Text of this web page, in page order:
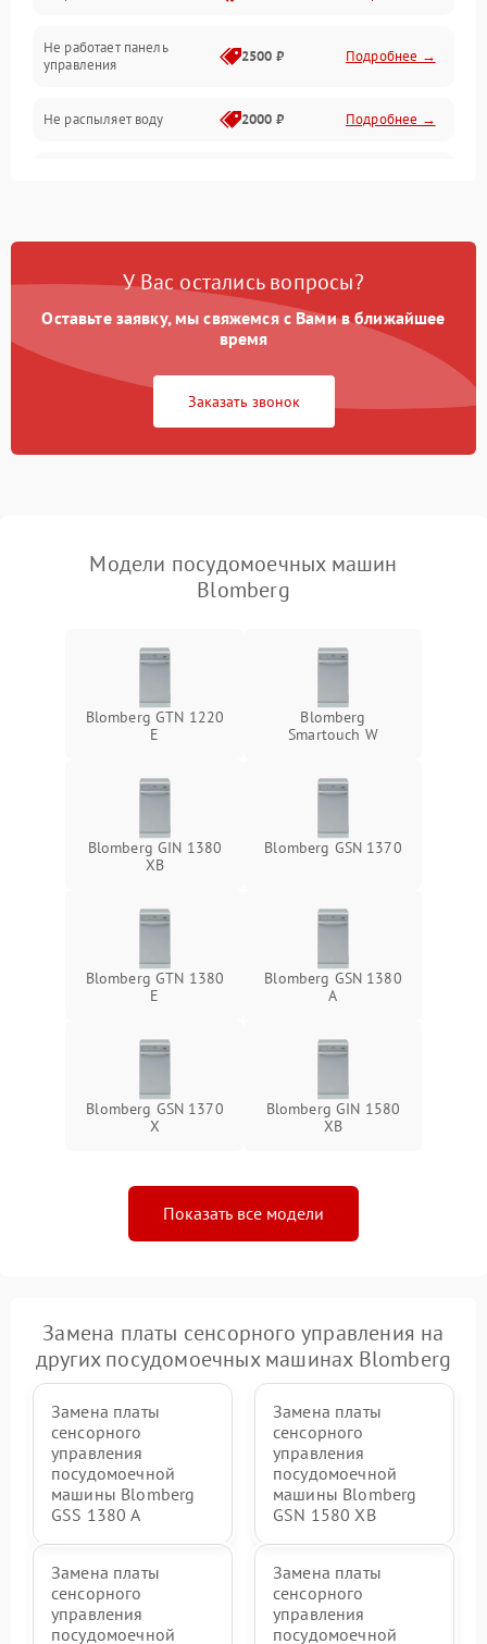
Гигиена
Программное обеспечение
Не работает панель
управления
2500 ₽ Подробнее →
Не распыляет воду 2000 ₽ Подробнее →
Проблемы с набором
Не работает сушилка 2100 ₽ Подробнее →
Сбои в работе таймера 1700 ₽
У Вас остались вопросы?
Оставьте заявку, мы свяжемся с Вами в ближайшее
время
Заказать звонок
Модели посудомоечных машин
Blomberg
Blomberg GTN 1220
E
Blomberg
Smartouch W
Blomberg GIN 1380
XB
Blomberg GSN 1370
Blomberg GTN 1380
E
Blomberg GSN 1380
A
Blomberg GSN 1370
X
Blomberg GIN 1580
XB
Показать все модели
Замена платы сенсорного управления на
других посудомоечных машинах Blomberg
Замена платы
сенсорного
управления
посудомоечной
машины Blomberg
GSS 1380 А
Замена платы
сенсорного
управления
посудомоечной
машины Blomberg
GSN 1580 XB
Замена платы
сенсорного
управления
посудомоечной
Замена платы
сенсорного
управления
посудомоечной